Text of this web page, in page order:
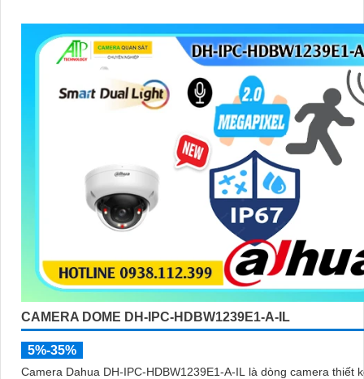
CAMERA DOME DH-IPC-HDBW1239E1-A-IL
5%-35%
Camera Dahua DH-IPC-HDBW1239E1-A-IL là dòng camera thiết